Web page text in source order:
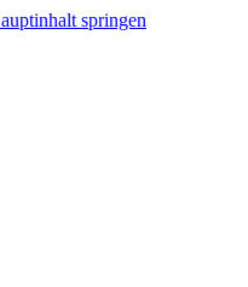
springen